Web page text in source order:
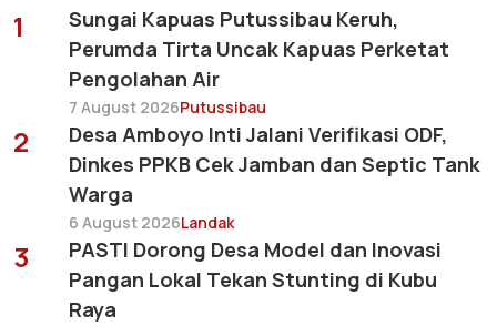
1
Sungai Kapuas Putussibau Keruh,
Perumda Tirta Uncak Kapuas Perketat
Pengolahan Air
7 August 2026Putussibau
2
Desa Amboyo Inti Jalani Verifikasi ODF,
Dinkes PPKB Cek Jamban dan Septic Tank
Warga
6 August 2026Landak
3
PASTI Dorong Desa Model dan Inovasi
Pangan Lokal Tekan Stunting di Kubu
Raya